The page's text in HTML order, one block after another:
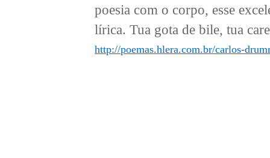
poesia com o corpo, esse
lírica. Tua gota de bile, tua
http://poemas.hlera.com.br/carlos-